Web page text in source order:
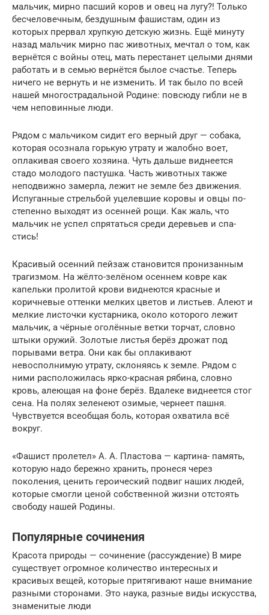
мальчик, мирно пасший коров и овец на лугу?! Только
бесчеловечным, бездуш­ным фашистам, один из
которых прервал хрупкую детскую жизнь. Ещё минуту
назад мальчик мирно пас животных, мечтал о том, как
вернётся с войны отец, мать перестанет целыми днями
работать и в семью вернётся былое счастье. Теперь
ничего не вернуть и не изменить. И так было по всей
нашей многостра­дальной Родине: повсюду гибли не в
чем неповинные люди.
Рядом с мальчиком сидит его верный друг — соба­ка,
которая осознала горькую утрату и жалобно воет,
оплакивая своего хозяина. Чуть дальше виднеется
стадо молодого пастушка. Часть животных также
неподвижно замерла, лежит не земле без движения.
Испуганные стрельбой уцелевшие коровы и овцы по­
степенно выходят из осенней рощи. Как жаль, что
мальчик не успел спрятаться среди деревьев и спа­
стись!
Красивый осенний пейзаж становится пронизан­ным
трагизмом. На жёлто-зелёном осеннем ковре как
капельки пролитой крови виднеются красные и
коричневые оттенки мелких цветов и листьев. Але­ют и
мелкие листочки кустарника, около которого лежит
мальчик, а чёрные оголённые ветки торчат, словно
штыки оружий. Золотые листья берёз дро­жат под
порывами ветра. Они как бы оплакивают
невосполнимую утрату, склоняясь к земле. Рядом с
ними расположилась ярко-красная рябина, словно
кровь, алеющая на фоне берёз. Вдалеке виднеется стог
сена. На полях зеленеют озимые, чернеет пашня.
Чувствуется всеобщая боль, которая охватила всё
вокруг.
«Фашист пролетел» А. А. Пластова — картина- память,
которую надо бережно хранить, пронеся через
поколения, ценить героический подвиг наших людей,
которые смогли ценой собственной жизни отстоять
свободу нашей Родины.
Популярные сочинения
Красота природы — сочинение (рассуждение) В мире
существует огромное количество интересных и
красивых вещей, которые притягивают наше внимание
разными сторонами. Это наука, разные виды искусства,
знаменитые люди